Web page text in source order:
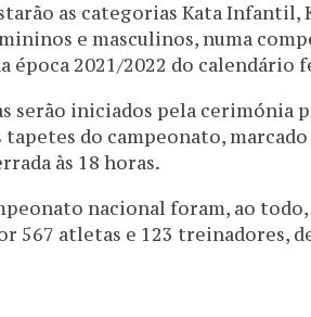
as categorias Kata Infantil,
e masculinos, numa
época 2021/2022 do calendário
serão iniciados pela cerimónia
do campeonato,
às 18 horas.
nacional foram, ao
567 atletas e 123 treinadores,